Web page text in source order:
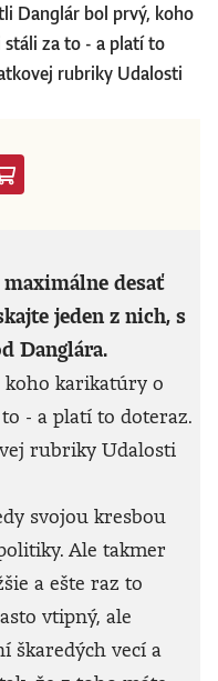
Danglár bol prvý, koho
za to - a platí to
rubriky Udalosti
desať
jeden z nich, s
Danglára.
karikatúry o
- a platí to doteraz.
rubriky Udalosti
svojou kresbou
Ale takmer
a ešte raz to
vtipný, ale
škaredých vecí a